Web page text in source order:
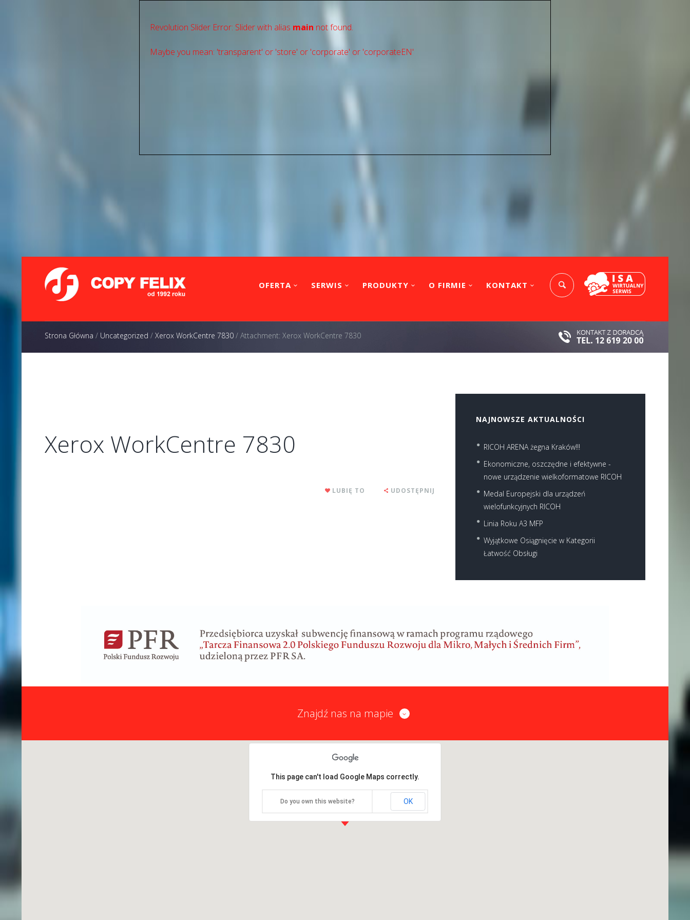
Revolution Slider Error: Slider with alias main not found.
Maybe you mean: 'transparent' or 'store' or 'сorporate' or 'corporateEN'
OFERTA SERWIS PRODUKTY O FIRMIE KONTAKT
Strona Główna / Uncategorized / Xerox WorkCentre 7830 / Attachment: Xerox WorkCentre 7830
Xerox WorkCentre 7830
LUBIĘ TO UDOSTĘPNIJ
NAJNOWSZE AKTUALNOŚCI
RICOH ARENA żegna Kraków!!!
Ekonomiczne, oszczędne i efektywne -
nowe urządzenie wielkoformatowe RICOH
Medal Europejski dla urządzeń
wielofunkcyjnych RICOH
Linia Roku A3 MFP
Wyjątkowe Osiągnięcie w Kategorii
Łatwość Obsługi
Znajdź nas na mapie
This page can't load Google Maps correctly.
Do you own this website? OK